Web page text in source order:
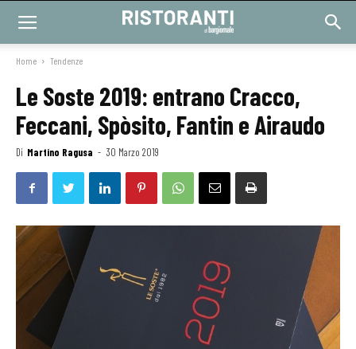
Home Tendenze
Le Soste 2019: entrano Cracco,
Feccani, Spòsito, Fantin e Airaudo
Di Martino Ragusa - 30 Marzo 2019